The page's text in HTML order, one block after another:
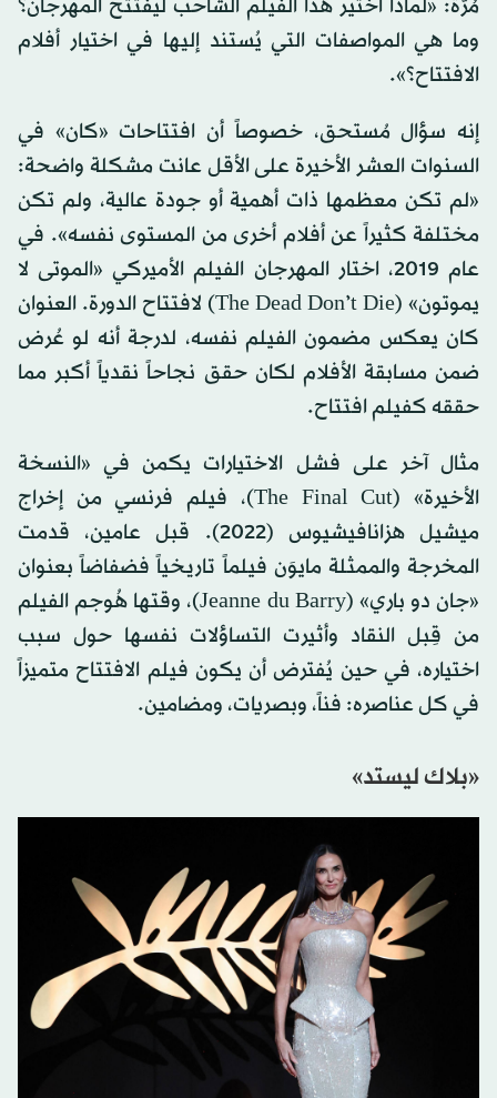
مُرَّة: «لماذا اختير هذا الفيلم الشاحب ليفتتح المهرجان؟
وما هي المواصفات التي يُستند إليها في اختيار أفلام
الافتتاح؟».
إنه سؤال مُستحق، خصوصاً أن افتتاحات «كان» في
السنوات العشر الأخيرة على الأقل عانت مشكلة واضحة:
«لم تكن معظمها ذات أهمية أو جودة عالية، ولم تكن
مختلفة كثيراً عن أفلام أخرى من المستوى نفسه». في
عام 2019، اختار المهرجان الفيلم الأميركي «الموتى لا
يموتون» (The Dead Don’t Die) لافتتاح الدورة. العنوان
كان يعكس مضمون الفيلم نفسه، لدرجة أنه لو عُرض
ضمن مسابقة الأفلام لكان حقق نجاحاً نقدياً أكبر مما
حققه كفيلم افتتاح.
مثال آخر على فشل الاختيارات يكمن في «النسخة
الأخيرة» (The Final Cut)، فيلم فرنسي من إخراج
ميشيل هزانافيشيوس (2022). قبل عامين، قدمت
المخرجة والممثلة مايوَن فيلماً تاريخياً فضفاضاً بعنوان
«جان دو باري» (Jeanne du Barry)، وقتها هُوجم الفيلم
من قِبل النقاد وأثيرت التساؤلات نفسها حول سبب
اختياره، في حين يُفترض أن يكون فيلم الافتتاح متميزاً
في كل عناصره: فناً، وبصريات، ومضامين.
«بلاك ليستد»